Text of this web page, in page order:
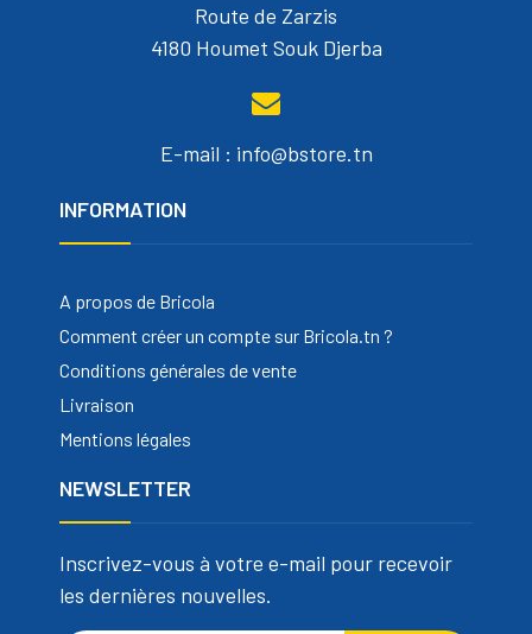
Route de Zarzis
4180 Houmet Souk Djerba
E-mail : info@bstore.tn
INFORMATION
A propos de Bricola
Comment créer un compte sur Bricola.tn ?
Conditions générales de vente
Livraison
Mentions légales
NEWSLETTER
Inscrivez-vous à votre e-mail pour recevoir
les dernières nouvelles.